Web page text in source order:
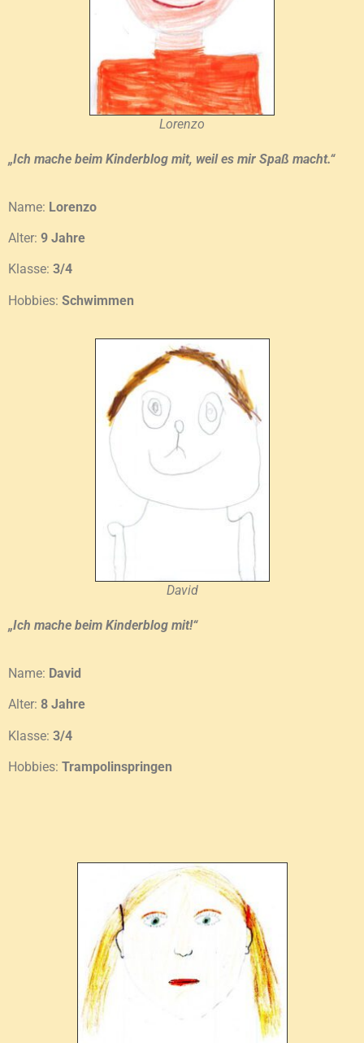
Lorenzo
„Ich mache beim Kinderblog mit, weil es mir Spaß macht.“
Name: Lorenzo
Alter: 9 Jahre
Klasse: 3/4
Hobbies: Schwimmen
David
„Ich mache beim Kinderblog mit!“
Name: David
Alter: 8 Jahre
Klasse: 3/4
Hobbies: Trampolinspringen